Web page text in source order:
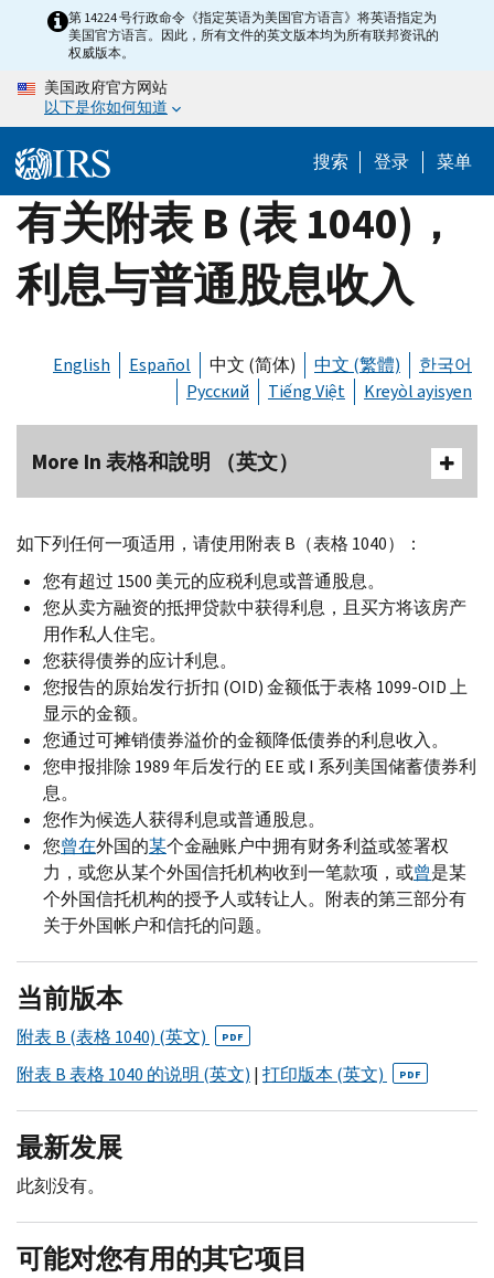
content
第 14224 号行政命令《指定英语为美国官方语言》将英语指定为
美国官方语言。因此，所有文件的英文版本均为所有联邦资讯的
权威版本。
美国政府官方网站
以下是你如何知道
搜索 登录 菜单
有关附表 B (表 1040)，
利息与普通股息收入
English Español 中文 (简体) 中文 (繁體)
한국어
Русский
Tiếng Việt Kreyòl ayisyen
More In 表格和說明 （英文）
如下列任何一项适用，请使用附表 B（表格 1040）：
您有超过 1500 美元的应税利息或普通股息。
您从卖方融资的抵押贷款中获得利息，且买方将该房产
用作私人住宅。
您获得债券的应计利息。
您报告的原始发行折扣 (OID) 金额低于表格 1099-OID 上
显示的金额。
您通过可摊销债券溢价的金额降低债券的利息收入。
您申报排除 1989 年后发行的 EE 或 I 系列美国储蓄债券利
息。
您作为候选人获得利息或普通股息。
您曾在外国的某个金融账户中拥有财务利益或签署权
力，或您从某个外国信托机构收到一笔款项，或曾是某
个外国信托机构的授予人或转让人。附表的第三部分有
关于外国帐户和信托的问题。
当前版本
附表 B (表格 1040) (英文) PDF
附表 B 表格 1040 的说明 (英文) | 打印版本 (英文) PDF
最新发展
此刻没有。
可能对您有用的其它项目